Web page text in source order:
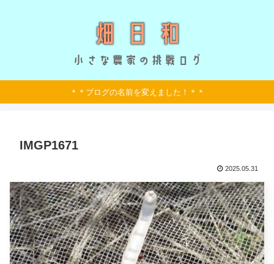
＊＊ブログの名前を変えました！＊＊
IMGP1671
2025.05.31